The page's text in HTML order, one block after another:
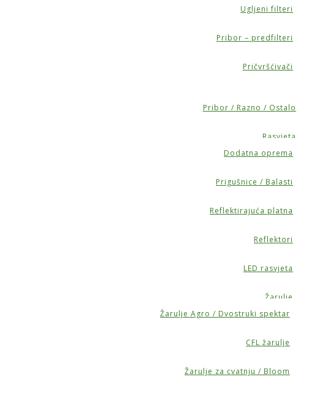
Ugljeni filteri
Pribor – predfilteri
Pričvršćivači
Pribor / Razno / Ostalo
Rasvjeta
Dodatna oprema
Prigušnice / Balasti
Reflektirajuća platna
Reflektori
LED rasvjeta
Žarulje
Žarulje Agro / Dvostruki spektar
CFL žarulje
Žarulje za cvatnju / Bloom